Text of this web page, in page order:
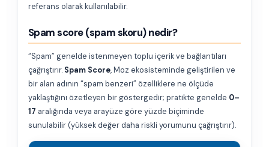
referans olarak kullanılabilir.
Spam score (spam skoru) nedir?
“Spam” genelde istenmeyen toplu içerik ve bağlantıları
çağrıştırır. Spam Score, Moz ekosisteminde geliştirilen ve
bir alan adının “spam benzeri” özelliklere ne ölçüde
yaklaştığını özetleyen bir göstergedir; pratikte genelde 0–
17 aralığında veya arayüze göre yüzde biçiminde
sunulabilir (yüksek değer daha riskli yorumunu çağrıştırır).